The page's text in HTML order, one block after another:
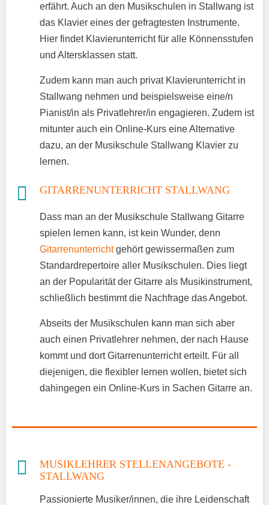
erfährt. Auch an den Musikschulen in Stallwang ist
das Klavier eines der gefragtesten Instrumente.
Hier findet Klavierunterricht für alle Könnensstufen
und Altersklassen statt.
Zudem kann man auch privat Klavierunterricht in
Stallwang nehmen und beispielsweise eine/n
Pianist/in als Privatlehrer/in engagieren. Zudem ist
mitunter auch ein Online-Kurs eine Alternative
dazu, an der Musikschule Stallwang Klavier zu
lernen.
GITARRENUNTERRICHT STALLWANG
Dass man an der Musikschule Stallwang Gitarre
spielen lernen kann, ist kein Wunder, denn
Gitarrenunterrichtgehört gewissermaßen zum
Standardrepertoire aller Musikschulen. Dies liegt
an der Popularität der Gitarre als Musikinstrument,
schließlich bestimmt die Nachfrage das Angebot.
Abseits der Musikschulen kann man sich aber
auch einen Privatlehrer nehmen, der nach Hause
kommt und dort Gitarrenunterricht erteilt. Für all
diejenigen, die flexibler lernen wollen, bietet sich
dahingegen ein Online-Kurs in Sachen Gitarre an.
MUSIKLEHRER STELLENANGEBOTE -
STALLWANG
Passionierte Musiker/innen, die ihre Leidenschaft